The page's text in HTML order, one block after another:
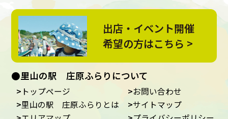
出店・イベント開催
希望の方はこちら >
●里山の駅 庄原ふらりについて
トップページ
里山の駅 庄原ふらりとは
お問い合わせ
サイトマップ